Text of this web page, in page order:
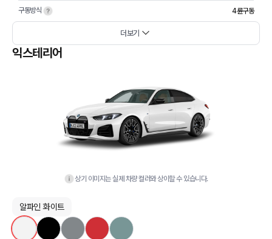
구동방식 4륜구동
더보기
익스테리어
상기 이미지는 실제 차량 컬러와 상이할 수 있습니다.
알파인 화이트